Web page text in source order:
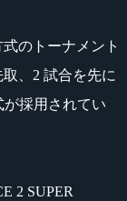
のトーナメント
、2 試合を先に
が採用されてい
2 SUPER